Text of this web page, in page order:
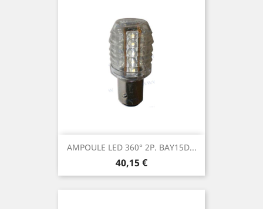
AMPOULE LED 360° 2P. BAY15D...
Prix
40,15 €